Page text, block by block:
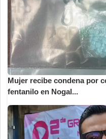
Mujer recibe condena por
fentanilo en Nogal...